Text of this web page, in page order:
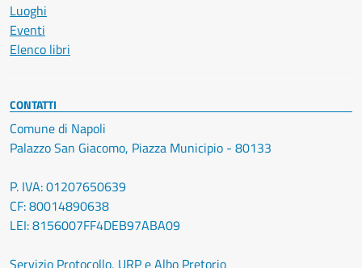
Luoghi
Eventi
Elenco libri
CONTATTI
Comune di Napoli
Palazzo San Giacomo, Piazza Municipio - 80133
P. IVA: 01207650639
CF: 80014890638
LEI: 8156007FF4DEB97ABA09